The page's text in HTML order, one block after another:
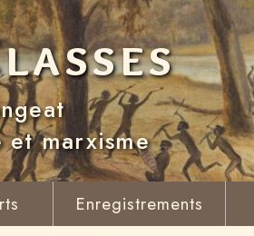
marxisme
Enregistrements